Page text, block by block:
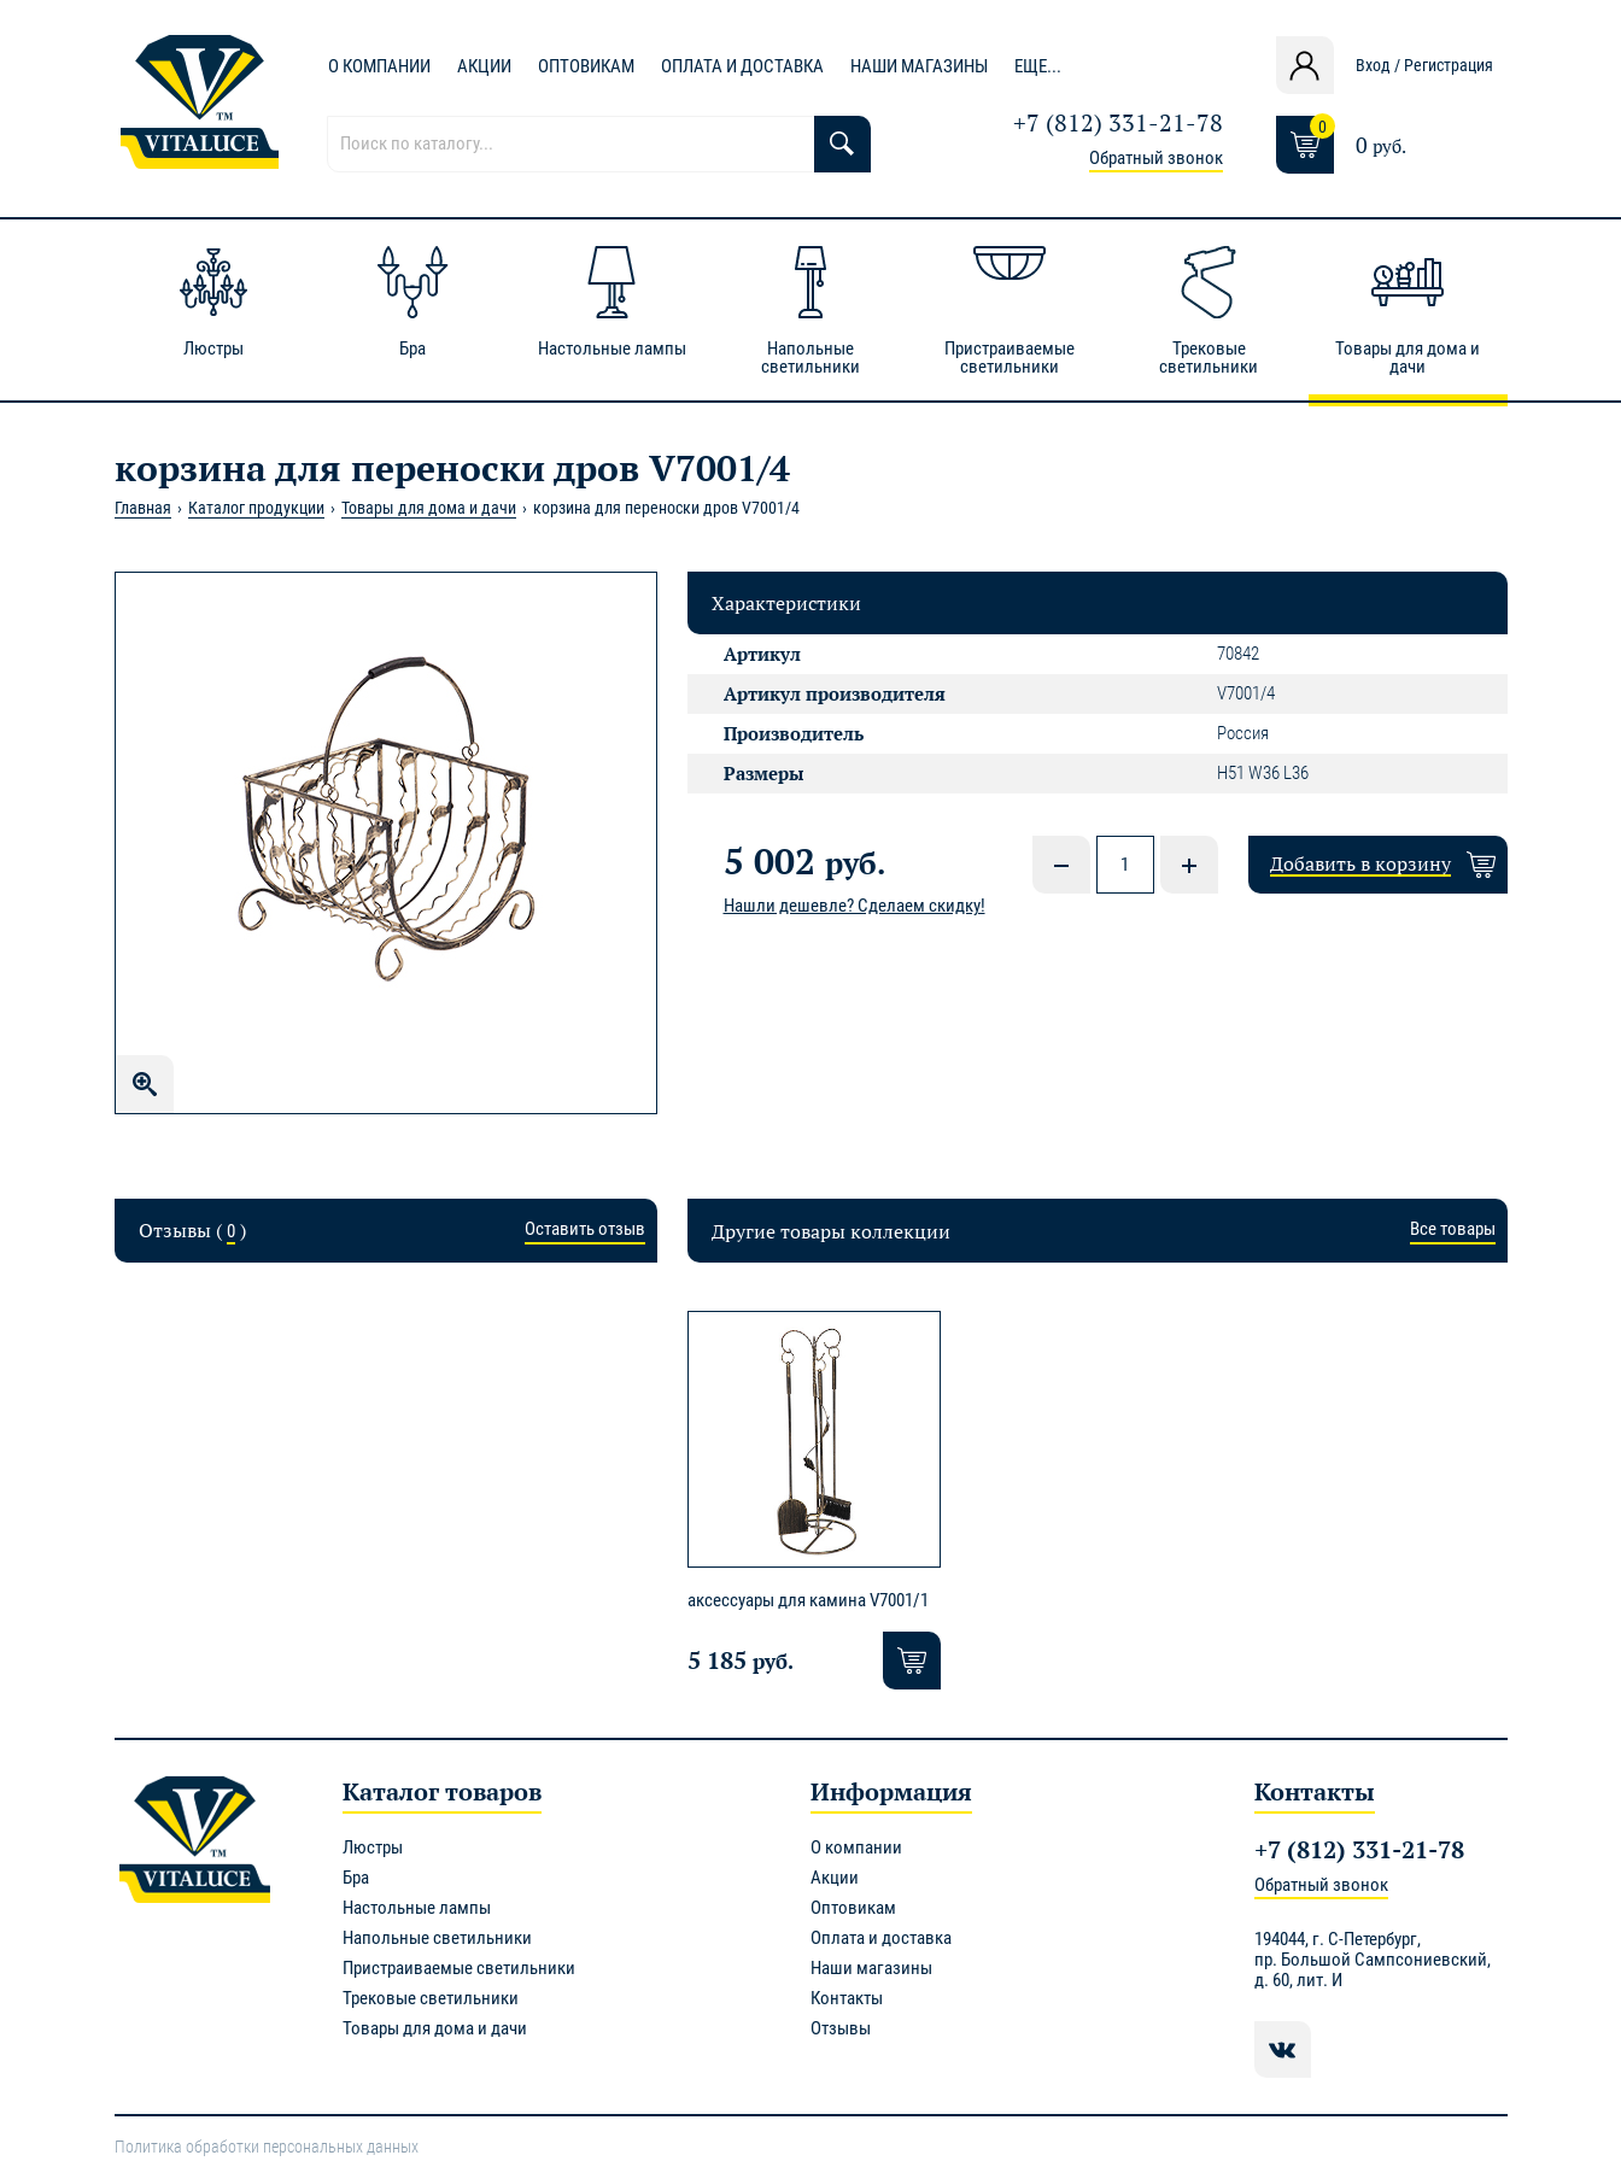
О КОМПАНИИ АКЦИИ ОПТОВИКАМ ОПЛАТА И ДОСТАВКА НАШИ МАГАЗИНЫ ЕЩЕ...
+7 (812) 331-21-78
Обратный звонок
Вход / Регистрация
0 руб.
0
Люстры Бра Настольные лампы
Напольные
светильники
Пристраиваемые
светильники
Трековые
светильники
Товары для дома и
дачи
корзина для переноски дров V7001/4
Главная Каталог продукции Товары для дома и дачи корзина для переноски дров V7001/4
Характеристики
Артикул 70842
Артикул производителя V7001/4
Производитель Россия
Размеры H51 W36 L36
5 002 руб. Добавить в корзину
Нашли дешевле? Сделаем скидку!
Отзывы ( 0) Оставить отзыв Другие товары коллекции Все товары
аксессуары для камина V7001/1
5 185 руб.
Каталог товаров
Люстры
Бра
Настольные лампы
Напольные светильники
Пристраиваемые светильники
Трековые светильники
Товары для дома и дачи
Информация
О компании
Акции
Оптовикам
Оплата и доставка
Наши магазины
Контакты
Отзывы
Контакты
+7 (812) 331-21-78
Обратный звонок
194044, г. С-Петербург,
пр. Большой Сампсониевский,
д. 60, лит. И
Политика обработки персональных данных